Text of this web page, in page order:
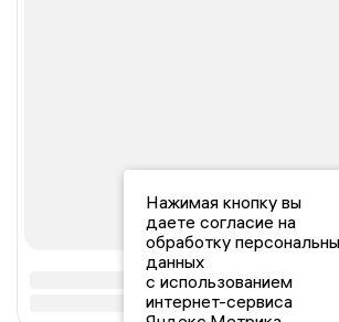
Нажимая кнопку вы
даете согласие на
обработку
данных
с использованием
интернет-сервиса